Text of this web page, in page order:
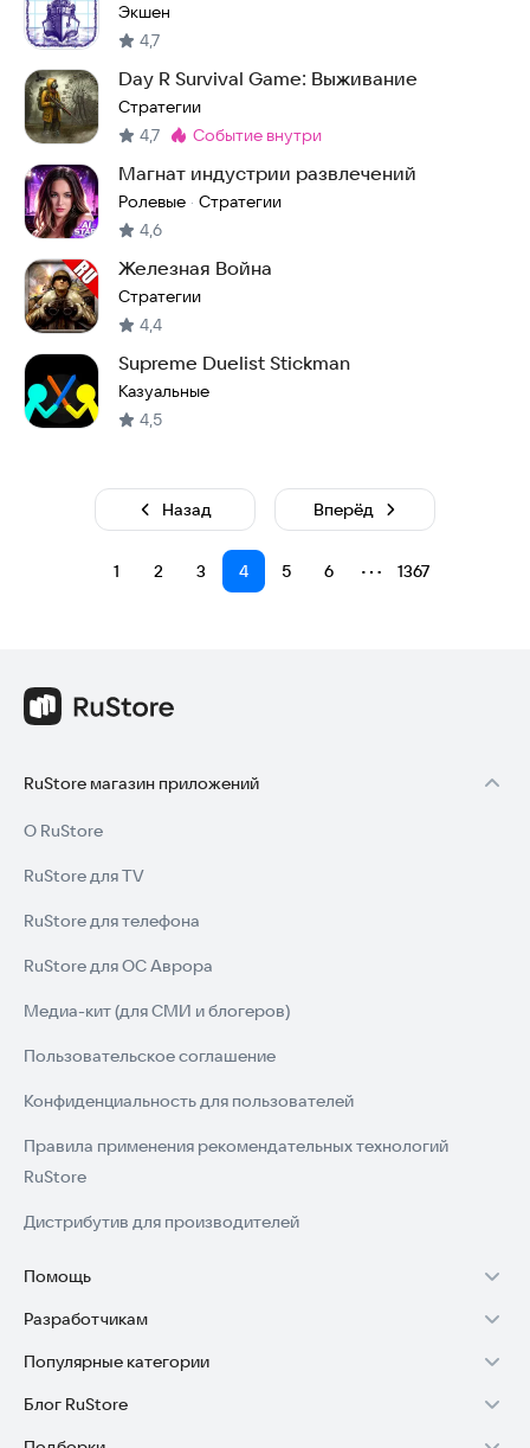
Экшен
4,7
Day R Survival Game: Выживание
Стратегии
4,7 Метка:
событие внутри
Mагнат индустрии развлечений
Ролевые · Стратегии
4,6
Железная Война
Стратегии
4,4
Supreme Duelist Stickman
Казуальные
4,5
Назад
1 2 3 4 5 6 ⋯ 1367
Вперёд
RuStore магазин приложений
О RuStore
RuStore для TV
RuStore для телефона
RuStore для ОС Аврора
Медиа-кит (для СМИ и блогеров)
Пользовательское соглашение
Конфиденциальность для пользователей
Правила применения рекомендательных технологий
RuStore
Дистрибутив для производителей
Помощь
Установка RuStore на TV
Установка RuStore на телефон
Установка RuStore в машину
Разработчикам
Зарабатывать с RuStore
Стать разработчиком
Популярные категории
Игры для Android
Блог RuStore